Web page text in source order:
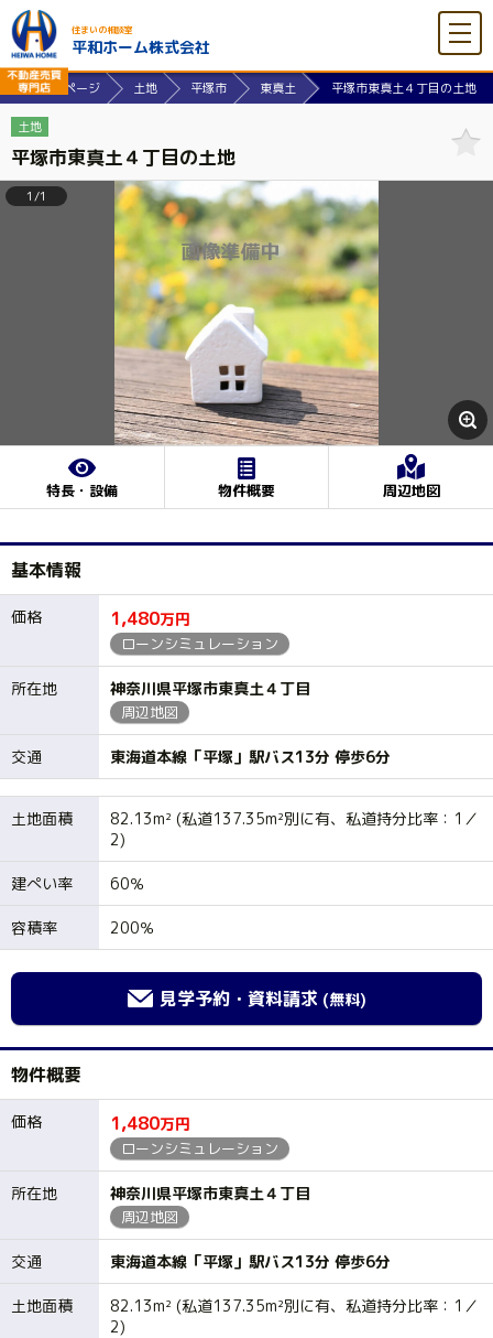
住まいの相談室
平和ホーム株式会社
社ホームページ 土地 平塚市 東真土 平塚市東真土４丁目の土地
土地
平塚市東真土４丁目の土地
1/1
特長・設備 物件概要 周辺地図
基本情報
価格 1,480万円
ローンシミュレーション
所在地 神奈川県平塚市東真土４丁目
周辺地図
交通 東海道本線「平塚」駅バス13分 停歩6分
土地面積
82.13m² (私道137.35m²別に有、私道持分比率：1／
2)
建ぺい率 60％
容積率 200％
見学予約・資料請求 (無料)
物件概要
価格 1,480万円
ローンシミュレーション
所在地 神奈川県平塚市東真土４丁目
周辺地図
交通 東海道本線「平塚」駅バス13分 停歩6分
土地面積
82.13m² (私道137.35m²別に有、私道持分比率：1／
2)